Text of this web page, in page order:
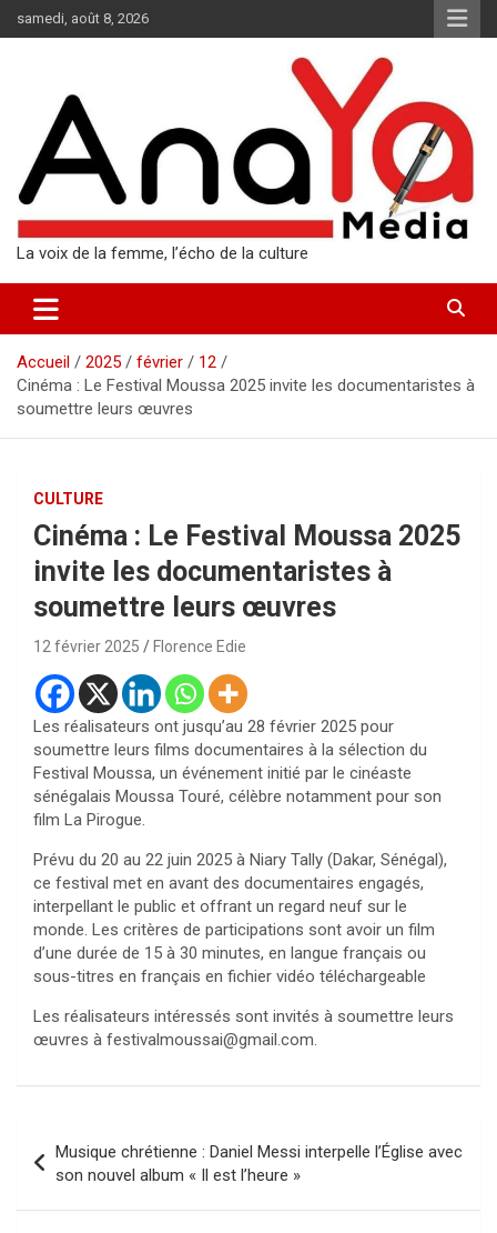
au
samedi, août 8, 2026
La voix de la femme, l’écho de la culture
Accueil 2025 février
12
Cinéma : Le Festival Moussa 2025 invite les documentaristes à
soumettre leurs œuvres
CULTURE
Cinéma : Le Festival Moussa 2025
invite les documentaristes à
soumettre leurs œuvres
12 février 2025 Florence Edie
Les réalisateurs ont jusqu’au 28 février 2025 pour
soumettre leurs films documentaires à la sélection du
Festival Moussa, un événement initié par le cinéaste
sénégalais Moussa Touré, célèbre notamment pour son
film La Pirogue.
Prévu du 20 au 22 juin 2025 à Niary Tally (Dakar, Sénégal),
ce festival met en avant des documentaires engagés,
interpellant le public et offrant un regard neuf sur le
monde. Les critères de participations sont avoir un film
d’une durée de 15 à 30 minutes, en langue français ou
sous-titres en français en fichier vidéo téléchargeable
Les réalisateurs intéressés sont invités à soumettre leurs
œuvres à festivalmoussai@gmail.com.
de
l’article
Musique chrétienne : Daniel Messi interpelle l’Église avec
son nouvel album « Il est l’heure »